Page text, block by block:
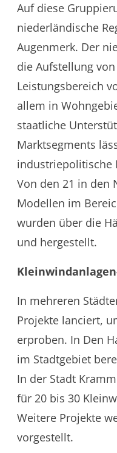
Auf diese
niederländische
Augenmerk. Der
die Aufstellung
Leistungsbereich
allem in
staatliche
Marktsegments
industriepolitische
Von den 21 in den
Modellen im
wurden über die
und hergestellt.
In mehreren
Projekte lanciert,
erproben. In Den
im Stadtgebiet
In der Stadt
für 20 bis 30
Weitere Projekte
vorgestellt.